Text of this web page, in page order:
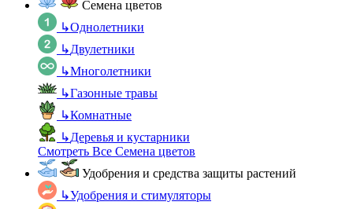
Семена цветов
↳Однолетники
↳Двулетники
↳Многолетники
↳Газонные травы
↳Комнатные
↳Деревья и кустарники
Смотреть Все Семена цветов
Удобрения и средства защиты растений
↳Удобрения и стимуляторы